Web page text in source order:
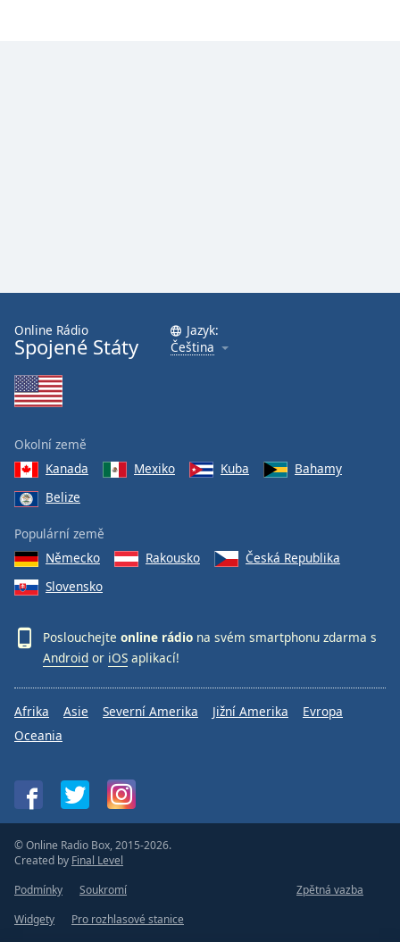
Online Rádio
Spojené Státy
Jazyk:
Čeština
Okolní země
Kanada
Mexiko Kuba
Bahamy
Belize
Populární země
Německo
Rakousko
Česká Republika
Slovensko
Poslouchejte online rádio na svém smartphonu zdarma s
Android or iOS aplikací!
Afrika Asie Severní Amerika Jižní Amerika
Evropa
Oceania
© Online Radio Box, 2015-2026.
Created by Final Level
Podmínky
Soukromí
Zpětná vazba
Widgety
Pro rozhlasové stanice